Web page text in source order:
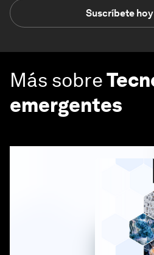
Suscríbete hoy
Más sobre
emergentes